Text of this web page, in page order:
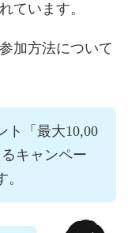
ています。
加方法について
ト「最大10,00
キャンペー